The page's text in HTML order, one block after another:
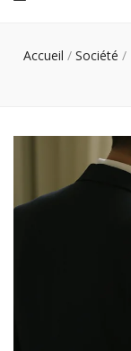
Accueil / Société /